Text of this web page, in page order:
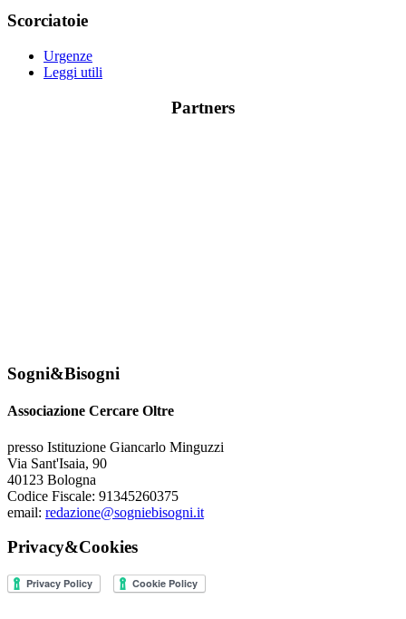
Scorciatoie
Urgenze
Leggi utili
Partners
Sogni&Bisogni
Associazione Cercare Oltre
presso Istituzione Giancarlo Minguzzi
Via Sant'Isaia, 90
40123 Bologna
Codice Fiscale: 91345260375
email: redazione@sogniebisogni.it
Privacy&Cookies